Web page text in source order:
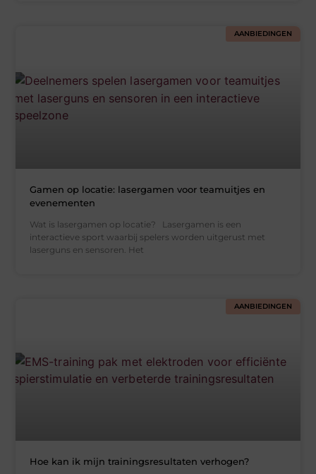
AANBIEDINGEN
Gamen op locatie: lasergamen voor teamuitjes en
evenementen
Wat is lasergamen op locatie? Lasergamen is een
interactieve sport waarbij spelers worden uitgerust met
laserguns en sensoren. Het
AANBIEDINGEN
Hoe kan ik mijn trainingsresultaten verhogen?